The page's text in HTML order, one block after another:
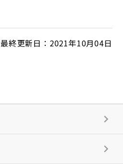
最終更新日：2021年10月04日